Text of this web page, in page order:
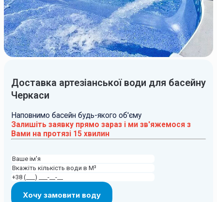
Доставка артезіанської води для басейну
Черкаси
Наповнимо басейн будь-якого об'єму
Залишіть заявку прямо зараз і ми зв'яжемося з
Вами на протязі 15 хвилин